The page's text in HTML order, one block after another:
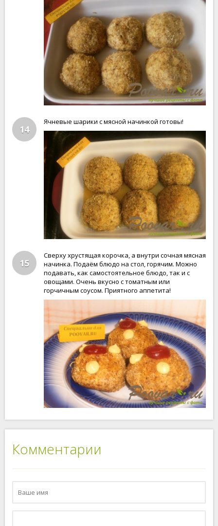
14
Ячневые шарики с мясной начинкой готовы!
15
Сверху хрустящая корочка, а внутри сочная мясная
начинка. Подаём блюдо на стол, горячим. Можно
подавать, как самостоятельное блюдо, так и с
овощами. Очень вкусно с томатным или
горчичным соусом. Приятного аппетита!
Комментарии